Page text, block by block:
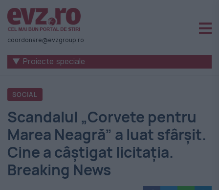
Știri
naționale
internaționale
România
-
Evenimentul
Zilei
coordonare@evzgroup.ro
▼ Proiecte speciale
SOCIAL
Scandalul „Corvete pentru
Marea Neagră” a luat sfârșit.
Cine a câștigat licitația.
Breaking News